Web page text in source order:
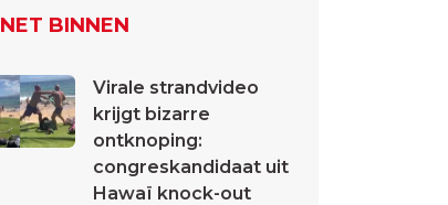
NET BINNEN
Virale strandvideo
krijgt bizarre
ontknoping:
congreskandidaat uit
Hawaï knock-out